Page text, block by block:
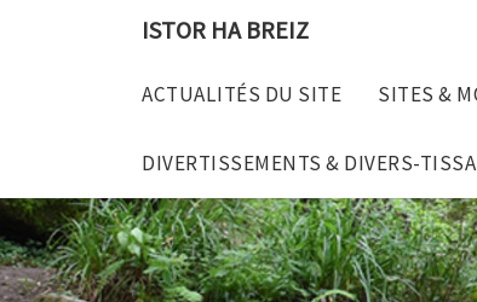
ISTOR HA BREIZ
ACTUALITÉS DU SITE SITES &
DIVERTISSEMENTS & DIVERS-